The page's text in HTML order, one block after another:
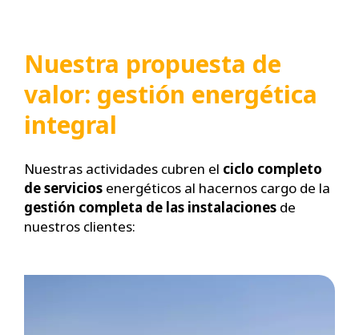
Nuestra propuesta de
valor: gestión energética
integral
Nuestras actividades cubren el ciclo completo
de servicios energéticos al hacernos cargo de la
gestión completa de las instalaciones de
nuestros clientes: